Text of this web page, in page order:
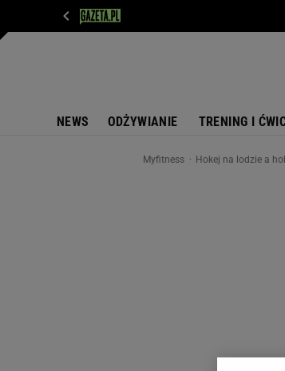
NEWS ODŻYWIANIE TRENING I
Myfitness Hokej na lodzie a